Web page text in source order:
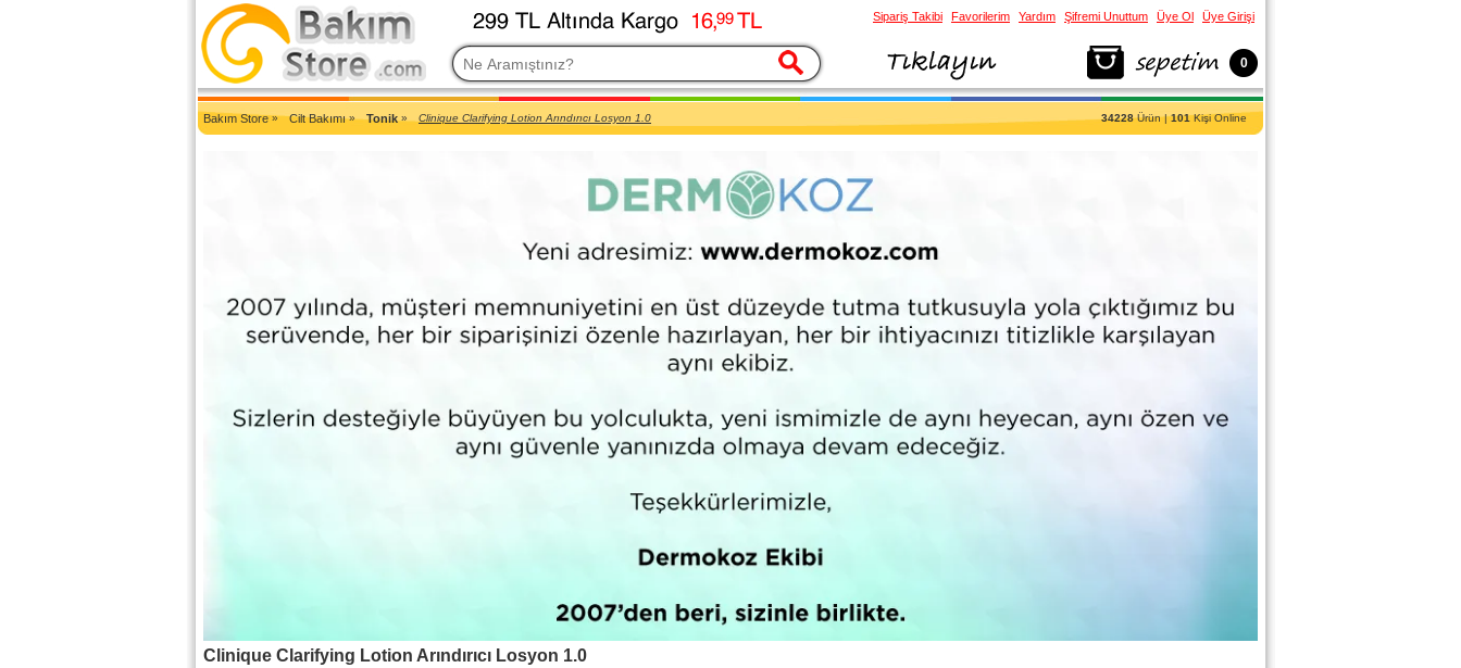
2007'den Beri Türkiye'nin En Güncel Bakım Ürünleri Eczane Sitesi
Bakım Store» Cilt Bakımı» Tonik » Clinique Clarifying Lotion Arındırıcı Losyon 1.0 34228Ürün |101Kişi Online
Clinique Clarifying Lotion Arındırıcı Losyon 1.0
Sipariş Takibi Favorilerim Yardım Şifremi Unuttum Üye Ol Üye Girişi
0